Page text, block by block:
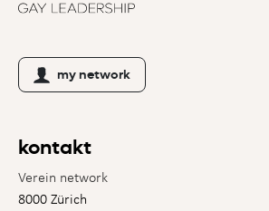
my network
kontakt
Verein network
8000 Zürich